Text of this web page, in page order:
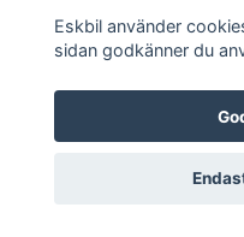
©
Eskbil använder
sidan godkänner du